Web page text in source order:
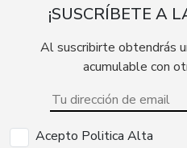
¡SUSCRÍBETE A
Al suscribirte obtendrás
acumulable con
Acepto Politica Alta